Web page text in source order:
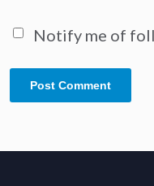
Notify me of